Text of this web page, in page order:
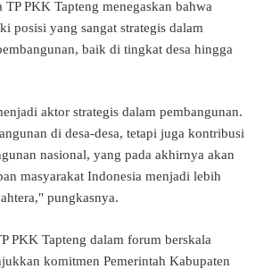
PKK Tapteng menegaskan bahwa
posisi yang sangat strategis dalam
baik di tingkat desa hingga
aktor strategis dalam pembangunan.
di desa-desa, tetapi juga kontribusi
nasional, yang pada akhirnya akan
masyarakat Indonesia menjadi lebih
pungkasnya.
PKK Tapteng dalam forum berskala
komitmen Pemerintah Kabupaten